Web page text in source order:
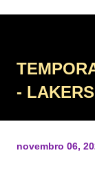
-
novembro 06,